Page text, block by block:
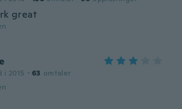
great
i 2015 · 63 omtaler